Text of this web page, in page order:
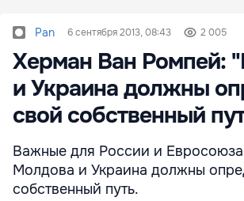
Pan 6 сентября 2013, 08:43 2 005
Херман Ван Ромпей:
и Украина должны
свой собственный
Важные для России и
Молдова и Украина должны
собственный путь.